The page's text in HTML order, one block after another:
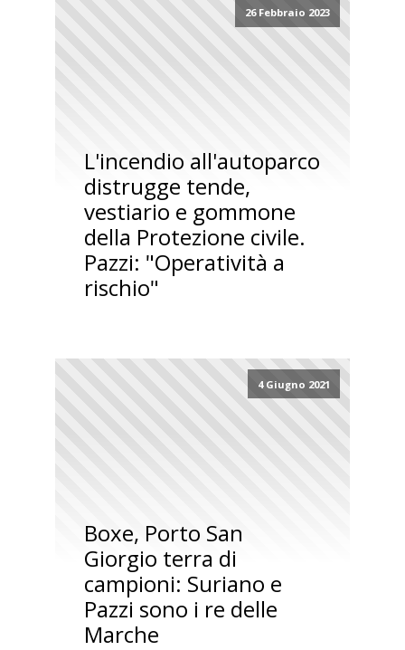
26 Febbraio 2023
L'incendio all'autoparco
distrugge tende,
vestiario e gommone
della Protezione civile.
Pazzi: "Operatività a
rischio"
4 Giugno 2021
Boxe, Porto San
Giorgio terra di
campioni: Suriano e
Pazzi sono i re delle
Marche